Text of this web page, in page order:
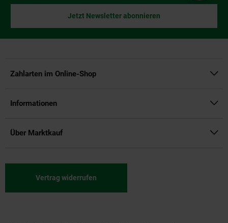
Jetzt Newsletter abonnieren
Zahlarten im Online-Shop
Informationen
Über Marktkauf
Vertrag widerrufen